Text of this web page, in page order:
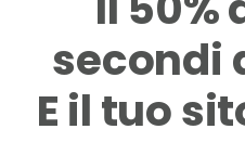
secondi
E il tuo